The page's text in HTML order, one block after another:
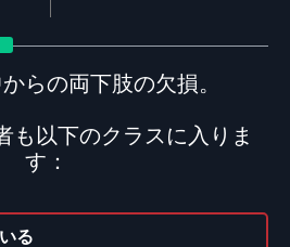
らの両下肢の欠損。
も以下のクラスに入りま
す：
る